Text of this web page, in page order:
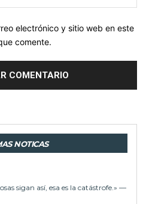
electrónico y sitio web en este
comente.
NOTICAS
sigan así, esa es la catástrofe.» —